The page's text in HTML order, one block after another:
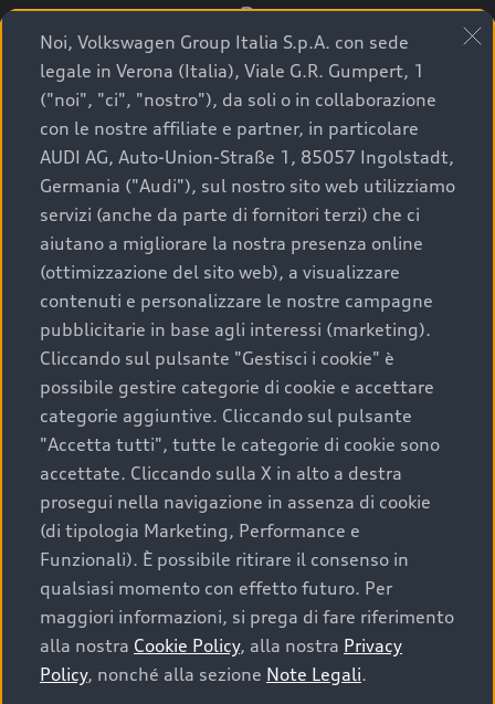
3
A breve verrai ricontattato dal Customer Care
Audi Center o direttamente dal Concessionario
che ti supporterà per finalizzare la tua richiesta.
La qualità di acquistare
un’auto usata Audi
Scegliere un’auto usata è una decisione che coniuga
convenienza, affidabilità e sostenibilità. Per fare un
acquisto sicuro, è essenziale considerare aspetti
determinanti come la garanzia inclusa e l’affidabilità del
marchio. Audi offre l’auto usata perfetta tramite Audi
Prima Scelta :plus
Cosa sapere prima di
acquistare la tua prossima
auto
Noi, Volkswagen Group Italia S.p.A. con sede
legale in Verona (Italia), Viale G.R. Gumpert, 1
("noi", "ci", "nostro"), da soli o in collaborazione
con le nostre affiliate e partner, in particolare
AUDI AG, Auto-Union-Straße 1, 85057 Ingolstadt,
Germania ("Audi"), sul nostro sito web utilizziamo
servizi (anche da parte di fornitori terzi) che ci
aiutano a migliorare la nostra presenza online
(ottimizzazione del sito web), a visualizzare
contenuti e personalizzare le nostre campagne
pubblicitarie in base agli interessi (marketing).
Cliccando sul pulsante "Gestisci i cookie" è
possibile gestire categorie di cookie e accettare
categorie aggiuntive. Cliccando sul pulsante
"Accetta tutti", tutte le categorie di cookie sono
accettate. Cliccando sulla X in alto a destra
prosegui nella navigazione in assenza di cookie
(di tipologia Marketing, Performance e
Funzionali). È possibile ritirare il consenso in
qualsiasi momento con effetto futuro. Per
maggiori informazioni, si prega di fare riferimento
alla nostra Cookie Policy, alla nostra Privacy
Policy, nonché alla sezione Note Legali.